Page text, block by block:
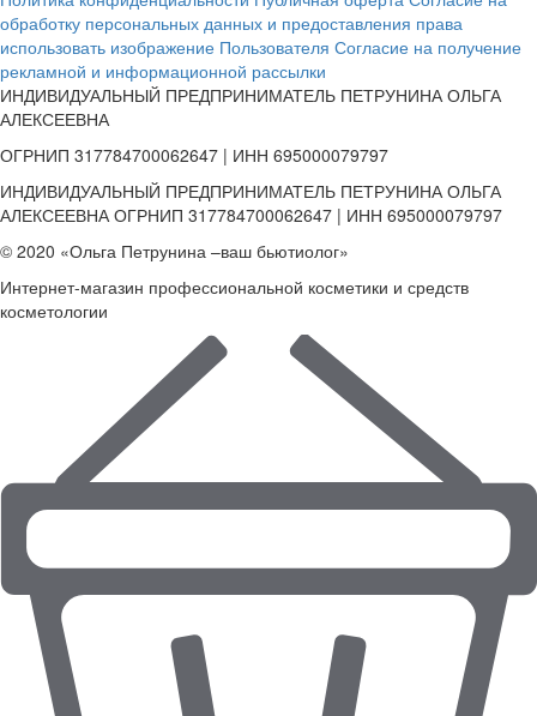
обработку персональных данных и предоставления права
использовать изображение Пользователя Согласие на получение
рекламной и информационной рассылки
ИНДИВИДУАЛЬНЫЙ ПРЕДПРИНИМАТЕЛЬ ПЕТРУНИНА ОЛЬГА
АЛЕКСЕЕВНА
ОГРНИП 317784700062647 | ИНН 695000079797
ИНДИВИДУАЛЬНЫЙ ПРЕДПРИНИМАТЕЛЬ ПЕТРУНИНА ОЛЬГА
АЛЕКСЕЕВНА ОГРНИП 317784700062647 | ИНН 695000079797
© 2020 «Ольга Петрунина –ваш бьютиолог»
Интернет-магазин профессиональной косметики и средств
косметологии